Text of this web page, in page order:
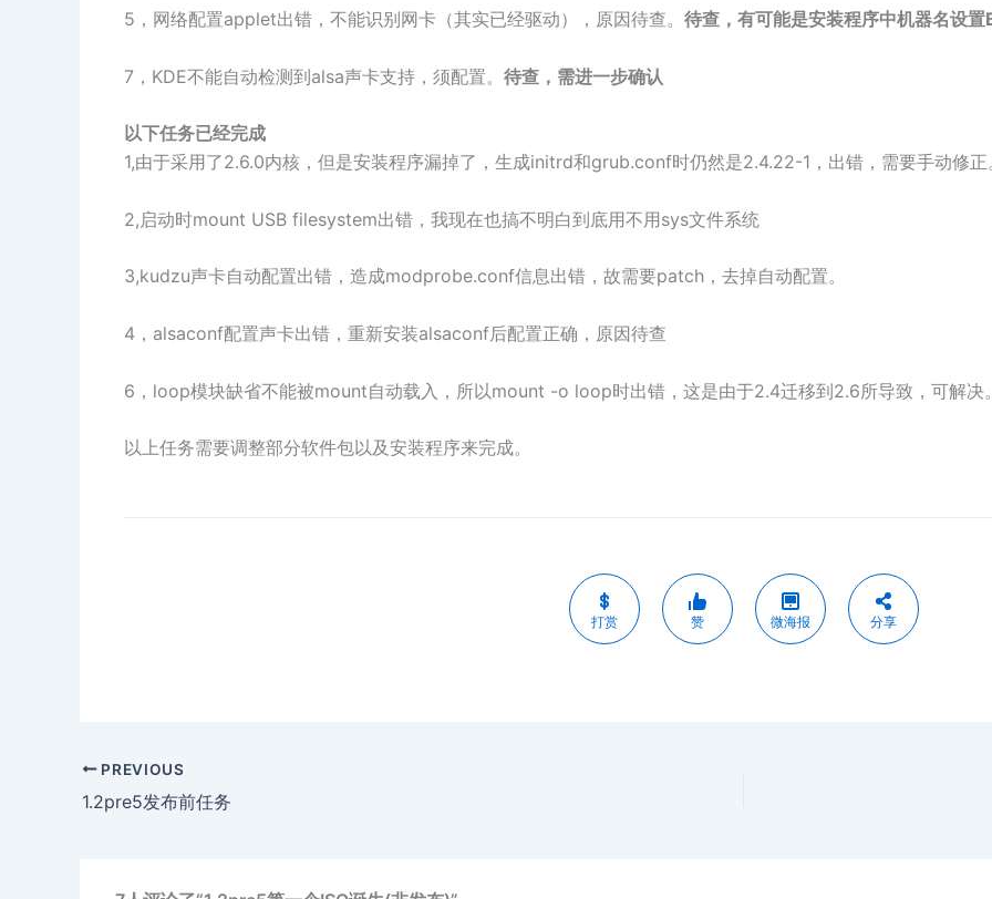
5，网络配置applet出错，不能识别网卡（其实已经驱动），原因待查。 待查，有可能是安装程序中机器名设
7，KDE不能自动检测到alsa声卡支持，须配置。 待查，需进一步确认
以下任务已经完成
1,由于采用了2.6.0内核，但是安装程序漏掉了，生成initrd和grub.conf时仍然是2.4.22-1，出错，需要手动修正
2,启动时mount USB filesystem出错，我现在也搞不明白到底用不用sys文件系统
3,kudzu声卡自动配置出错，造成modprobe.conf信息出错，故需要patch，去掉自动配置。
4，alsaconf配置声卡出错，重新安装alsaconf后配置正确，原因待查
6，loop模块缺省不能被mount自动载入，所以mount -o loop时出错，这是由于2.4迁移到2.6所导致，可解决
以上任务需要调整部分软件包以及安装程序来完成。
打赏 赞 微海报 分享
PREVIOUS
1.2pre5发布前任务